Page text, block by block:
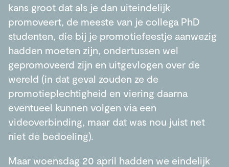
kans groot dat als je dan uiteindelijk
promoveert, de meeste van je collega PhD
studenten, die bij je promotiefeestje aanwezig
hadden moeten zijn, ondertussen wel
gepromoveerd zijn en uitgevlogen over de
wereld (in dat geval zouden ze de
promotieplechtigheid en viering daarna
eventueel kunnen volgen via een
videoverbinding, maar dat was nou juist net
niet de bedoeling).
Maar woensdag 20 april hadden we eindelijk